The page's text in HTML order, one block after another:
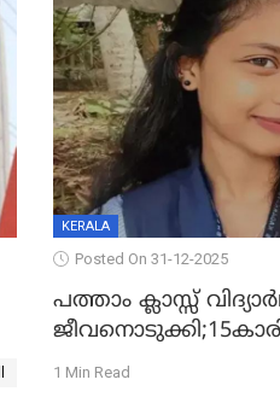
KERALA
Posted On 31-12-2025
പത്താം ക്ലാസ്സ്
കിടപ്പുമുറിയില്‍
1 Min Read